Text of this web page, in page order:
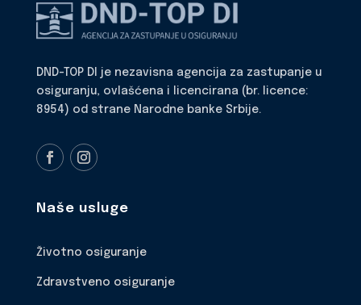
DND-TOP DI je nezavisna agencija za zastupanje u
osiguranju, ovlašćena i licencirana (br. licence:
8954) od strane Narodne banke Srbije.
Naše usluge
Životno osiguranje
Zdravstveno osiguranje